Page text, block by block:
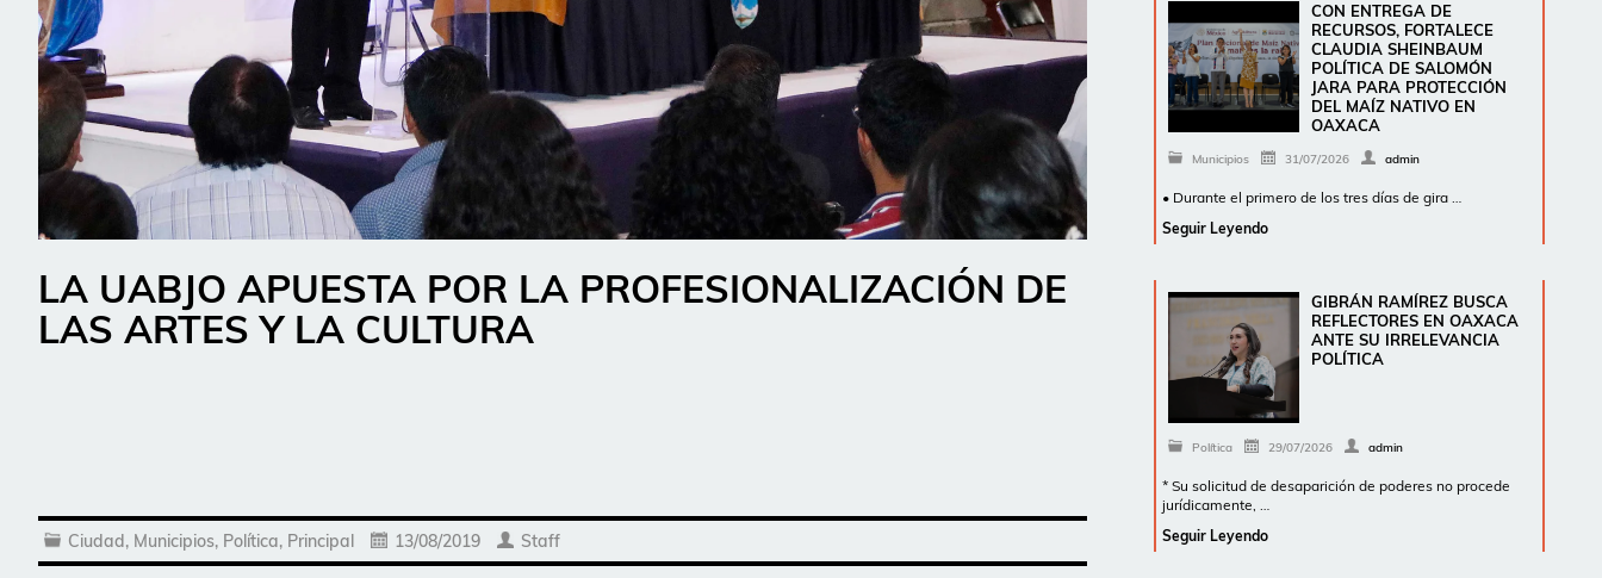
LA UABJO APUESTA POR LA PROFESIONALIZACIÓN DE
LAS ARTES Y LA CULTURA
Ciudad, Municipios, Política, Principal 13/08/2019 Staff
CON ENTREGA DE
RECURSOS, FORTALECE
CLAUDIA SHEINBAUM
POLÍTICA DE SALOMÓN
JARA PARA PROTECCIÓN
DEL MAÍZ NATIVO EN
OAXACA
Municipios 31/07/2026 admin
• Durante el primero de los tres días de gira …
Seguir Leyendo
GIBRÁN RAMÍREZ BUSCA
REFLECTORES EN OAXACA
ANTE SU IRRELEVANCIA
POLÍTICA
Política 29/07/2026 admin
* Su solicitud de desaparición de poderes no procede
jurídicamente, …
Seguir Leyendo